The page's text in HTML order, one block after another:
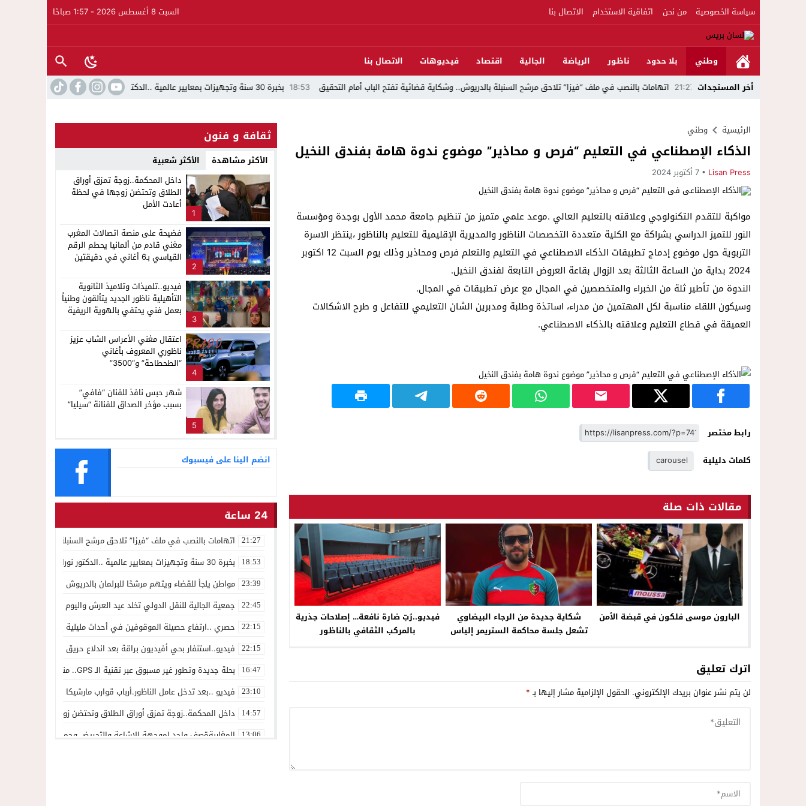
سياسة الخصوصية من نحن اتفاقية الاستخدام الاتصال بنا السبت 8 أغسطس 2026 - 1:57 صباحًا
وطني بلا حدود ناظور الرياضة الجالية اقتصاد فيديوهات
الاتصال بنا
أخر المستجدات
21:27 اتهامات بالنصب في ملف “فيزا” تلاحق مرشح السنبلة بالدريوش.. وشكاية قضائية تفتح الباب أمام التحقيق 18:53 بخبرة 30 سنة وتجهيزات بمعايير عالمية ..الدكتور نورالدين صبار يفتتح عيادته المتخصصة في جراحة العظام بالناظور
الرئيسية وطني
الذكاء الإصطناعي في التعليم “فرص و محاذير” موضوع ندوة هامة بفندق النخيل
Lisan Press 7 أكتوبر 2024
مواكبة للتقدم التكنولوجي وعلاقته بالتعليم العالي .موعد علمي متميز من تنظيم جامعة محمد الأول بوجدة ومؤسسة
النور للتميز الدراسي بشراكة مع الكلية متعددة التخصصات الناظور والمديرية الإقليمية للتعليم بالناظور ،ينتظر الاسرة
التربوية حول موضوع إدماج تطبيقات الذكاء الاصطناعي في التعليم والتعلم فرص ومحاذير وذلك يوم السبت 12 اكتوبر
2024 بداية من الساعة الثالثة بعد الزوال بقاعة العروض التابعة لفندق النخيل.
الندوة من تأطير ثلة من الخبراء والمتخصصين في المجال مع عرض تطبيقات في المجال.
وسيكون اللقاء مناسبة لكل المهتمين من مدراء، اساتذة وطلبة ومدبرين الشان التعليمي للتفاعل و طرح الاشكالات
العميقة في قطاع التعليم وعلاقته بالذكاء الاصطناعي.
رابط مختصر
كلمات دليلية
carousel
مقالات ذات صلة
البارون موسى فلكون في قبضة الأمن
شكاية جديدة من الرجاء البيضاوي
تشعل جلسة محاكمة الستريمر إلياس
فيديو..رُبّ ضارة نافعة… إصلاحات جذرية
بالمركب الثقافي بالناظور
اترك تعليق
لن يتم نشر عنوان بريدك الإلكتروني. الحقول الإلزامية مشار إليها بـ*
ثقافة و فنون
الأكثر مشاهدة الأكثر شعبية
1
داخل المحكمة..زوجة تمزق أوراق
الطلاق وتحتضن زوجها في لحظة
أعادت الأمل
2
فضيحة على منصة اتصالات المغرب
مغني قادم من ألمانيا يحطم الرقم
القياسي بـ6 أغاني في دقيقتين
3
فيديو..تلميذات وتلاميذ الثانوية
التأهيلية ناظور الجديد يتألقون وطنياً
بعمل فني يحتفي بالهوية الريفية
4
اعتقال مغني الأعراس الشاب عزيز
ناظوري المعروف بأغاني
“الطحطاحة” و“3500”
5
شهر حبس نافذ للفنان “فافي”
بسبب مؤخر الصداق للفنانة “سيليا”
انضم الينا على فيسبوك
24 ساعة
21:27 اتهامات بالنصب في ملف “فيزا” تلاحق مرشح السنبلة بالدريوش..
18:53 بخبرة 30 سنة وتجهيزات بمعايير عالمية ..الدكتور نورالدين صبار يفتتح عيادته المتخصصة في جراحة العظام بالناظور
23:39 مواطن يلجأ للقضاء ويتهم مرشحًا للبرلمان بالدريوش بالاستيلاء على 22 مليون سنتيم
22:45 جمعية الجالية للنقل الدولي تخلد عيد العرش واليوم الوطني للمهاجر
22:15 حصري ..ارتفاع حصيلة الموقوفين في أحداث مليلية إلى 82 شخصًا وتحقيقات تقود إلى متابعات جنائية ثقيلة
22:15 فيديو..استنفار بحي أفيديون براقة بعد اندلاع حريق داخل ضيعة فلاحية
16:47 بحلة جديدة وتطور غير مسبوق عبر تقنية الـ GPS.. منصة “مرحباناظور” تعزز مكانتها كوجهة أولى لسكان إقليمي الناظور والدريوش
23:10 فيديو ..بعد تدخل عامل الناظور.أرباب قوارب مارشيكا يعلقون احتجاجهم
14:57 داخل المحكمة..زوجة تمزق أوراق الطلاق وتحتضن زوجها في لحظة
13:06 المغاربةةصف واحد لموجهة الإشاعة والتحريض وحملات التضليل